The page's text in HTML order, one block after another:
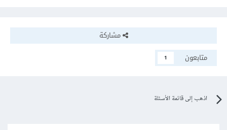
مشاركة
متابعون
1
اذهب إلى قائمة الأسئلة